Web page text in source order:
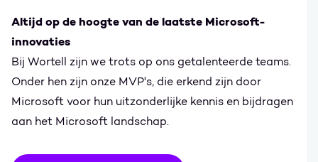
Altijd op de hoogte van de laatste Microsoft-
innovaties
Bij Wortell zijn we trots op ons getalenteerde teams.
Onder hen zijn onze MVP's, die erkend zijn door
Microsoft voor hun uitzonderlijke kennis en bijdragen
aan het Microsoft landschap.